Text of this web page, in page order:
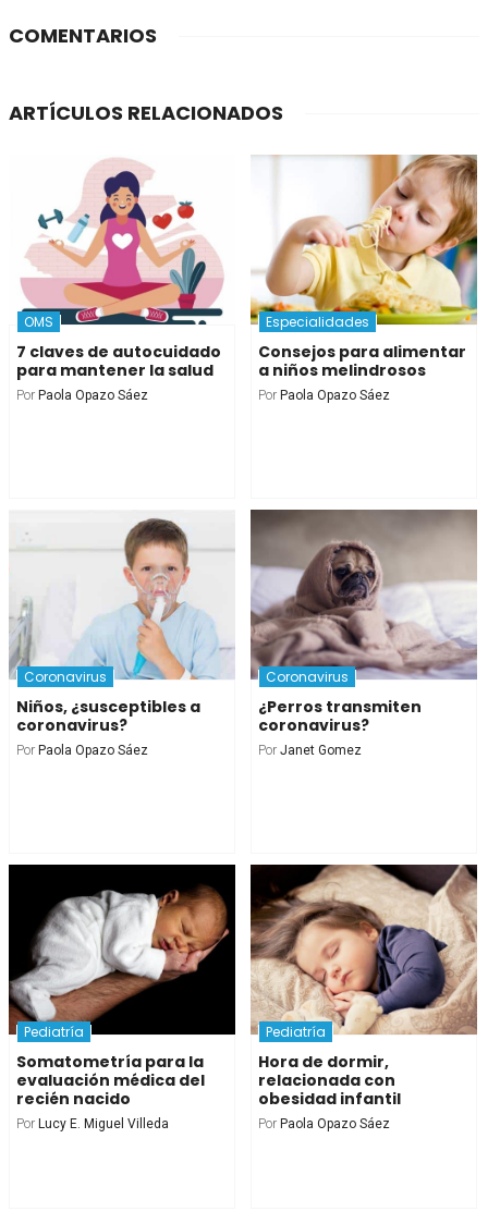
COMENTARIOS
ARTÍCULOS RELACIONADOS
OMS
7 claves de autocuidado
para mantener la salud
Por Paola Opazo Sáez
Especialidades
Consejos para alimentar
a niños melindrosos
Por Paola Opazo Sáez
Coronavirus
Niños, ¿susceptibles a
coronavirus?
Por Paola Opazo Sáez
Coronavirus
¿Perros transmiten
coronavirus?
Por Janet Gomez
Pediatría
Somatometría para la
evaluación médica del
recién nacido
Por Lucy E. Miguel Villeda
Pediatría
Hora de dormir,
relacionada con
obesidad infantil
Por Paola Opazo Sáez